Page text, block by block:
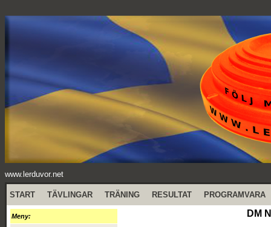
www.lerduvor.net
START TÄVLINGAR TRÄNING RESULTAT PROGRAMVARA
Meny: DM